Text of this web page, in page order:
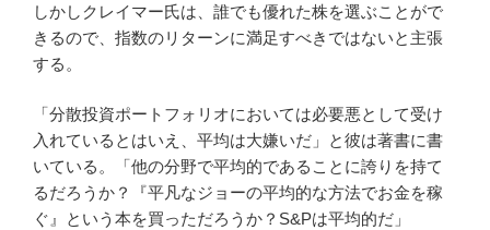
しかしクレイマー氏は、誰でも優れた株を選ぶことがで
きるので、指数のリターンに満足すべきではないと主張
する。
「分散投資ポートフォリオにおいては必要悪として受け
入れているとはいえ、平均は大嫌いだ」と彼は著書に書
いている。「他の分野で平均的であることに誇りを持て
るだろうか？『平凡なジョーの平均的な方法でお金を稼
ぐ』という本を買っただろうか？S&Pは平均的だ」